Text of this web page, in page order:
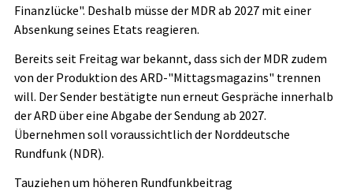
Finanzlücke". Deshalb müsse der MDR ab 2027 mit einer
Absenkung seines Etats reagieren.
Bereits seit Freitag war bekannt, dass sich der MDR zudem
von der Produktion des ARD-"Mittagsmagazins" trennen
will. Der Sender bestätigte nun erneut Gespräche innerhalb
der ARD über eine Abgabe der Sendung ab 2027.
Übernehmen soll voraussichtlich der Norddeutsche
Rundfunk (NDR).
Tauziehen um höheren Rundfunkbeitrag